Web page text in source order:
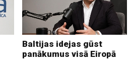
Baltijas idejas gūst
panākumus visā Eiropā